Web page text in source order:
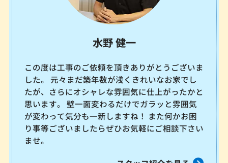
水野 健一
この度は工事のご依頼を頂きありがとうございま
した。 元々まだ築年数が浅くきれいなお家でし
たが、さらにオシャレな雰囲気に仕上がったかと
思います。 壁一面変わるだけでガラッと雰囲気
が変わって気分も一新しますね！ また何かお困
り事等ございましたらぜひお気軽にご相談下さい
ませ。